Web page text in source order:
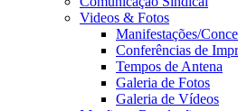
Videos & Fotos
Manifestações/
Conferências de
Tempos de Antena
Galeria de Fotos
Galeria de Vídeos